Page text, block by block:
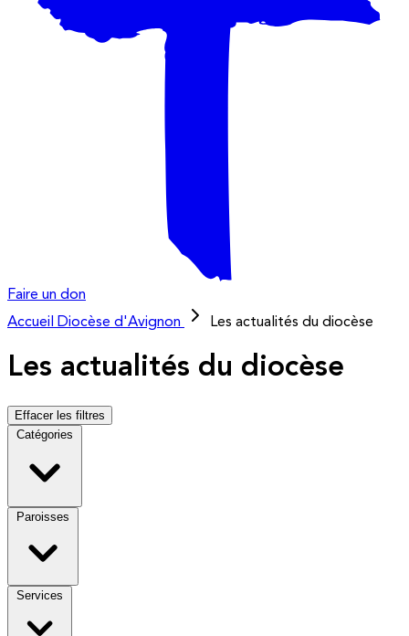
Faire un don
Accueil
Diocèse d'Avignon Les actualités du diocèse
Les actualités du diocèse
Effacer les filtres
Catégories
Paroisses
Services